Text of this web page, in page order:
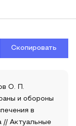
Скопировать
О. П.
и обороны
в
// Актуальные